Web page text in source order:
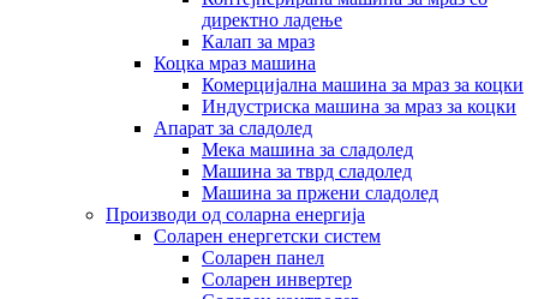
директно ладење
Калап за мраз
Коцка мраз машина
Комерцијална машина за мраз за коцки
Индустриска машина за мраз за коцки
Апарат за сладолед
Мека машина за сладолед
Машина за тврд сладолед
Машина за пржени сладолед
Производи од соларна енергија
Соларен енергетски систем
Соларен панел
Соларен инвертер